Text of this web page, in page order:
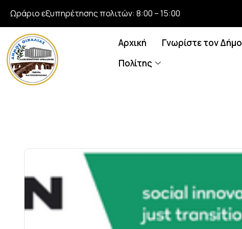
Ωράριο εξυπηρέτησης πολιτών: 8:00 – 15:00
Αρχική Γνωρίστε τον Δήμο
Πολίτης